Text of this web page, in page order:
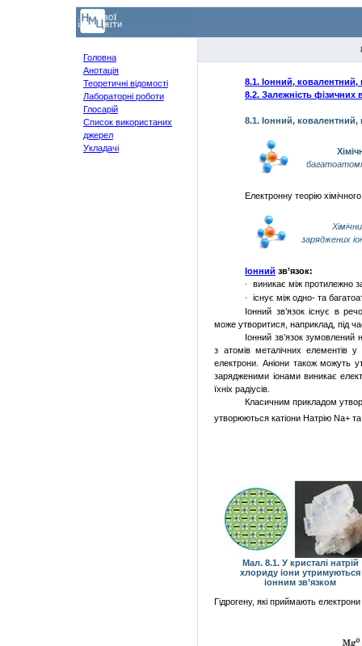
Головна
Анотація
Теоретичні відомості
Лабораторні роботи
Глосарій
Список використаних
джерел
Укладачі
8.1. Іонний, ковалентний,
8.2. Залежність фізичних
8.1. Іонний, ковалентний,
Електронну теорію
заряджених
Іонний зв’язок:
· виникає між протилежно
·
існує між одно- та
Іонний зв’язок існує в
може утворитися, наприклад, під
Іонний зв’язок зумовлений
з атомів металічних елементів
електрони. Аніони також можуть
зарядженими іонами виникає
їхніх радіусів.
Класичним прикладом
утворюються катіони НатріюNa+
Мал. 8.1. У кристалі натрій
хлориду іони утримуються
іонним зв’язком
Гідрогену, які приймають